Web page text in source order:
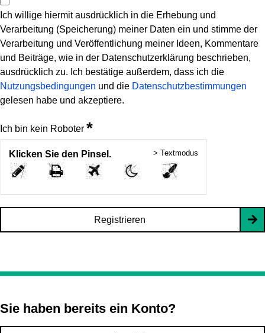
Ich willige hiermit ausdrücklich in die Erhebung und
Verarbeitung (Speicherung) meiner Daten ein und stimme der
Verarbeitung und Veröffentlichung meiner Ideen, Kommentare
und Beiträge, wie in der Datenschutzerklärung beschrieben,
ausdrücklich zu. Ich bestätige außerdem, dass ich die
Nutzungsbedingungen und die Datenschutzbestimmungen
gelesen habe und akzeptiere.
Ich bin kein Roboter *
Klicken Sie den Pinsel. > Textmodus
Registrieren
Sie haben bereits ein Konto?